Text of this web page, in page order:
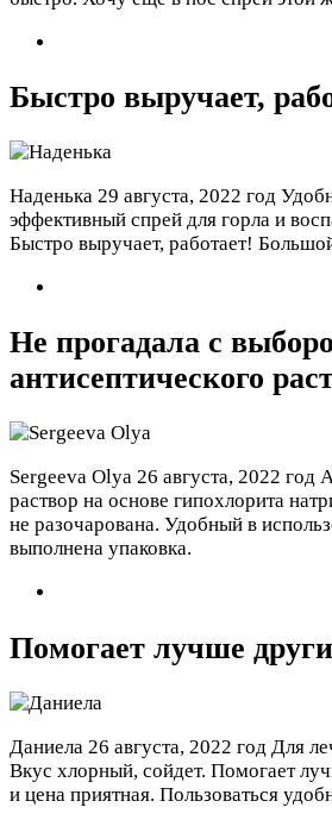
Быстро выручает,
Наденька 29 августа, 2022 год
эффективный спрей для горла и
Быстро выручает, работает!
Не прогадала с
антисептического
Sergeeva Olya 26 августа, 2022 год
раствор на основе гипохлорита
не разочарована. Удобный в
выполнена упаковка.
Помогает лучше
Даниела 26 августа, 2022 год Для
Вкус хлорный, сойдет. Помогает
и цена приятная. Пользоваться